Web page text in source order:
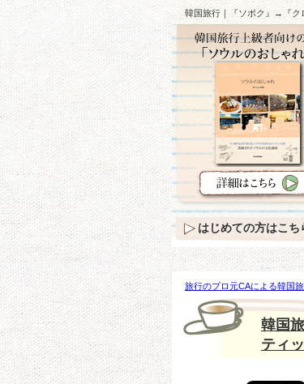
韓国旅行｜『ソボク』→『ク
旅行のプロ元CAによる韓国
『ソボク』→『クローゼッ
韓国
ティ
はじめての方はこち